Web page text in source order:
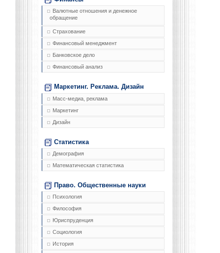
Валютные отношения и денежное
обращение
Страхование
Финансовый менеджмент
Банковское дело
Финансовый анализ
Маркетинг. Реклама. Дизайн
Масс-медиа, реклама
Маркетинг
Дизайн
Статистика
Демография
Математическая статистика
Право. Общественные науки
Психология
Философия
Юриспруденция
Социология
История